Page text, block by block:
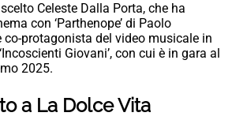
Celeste Dalla Porta, che ha
con ‘Parthenope’ di Paolo
co-protagonista del video musicale in
Giovani’, con cui è in gara al
2025.
a La Dolce Vita